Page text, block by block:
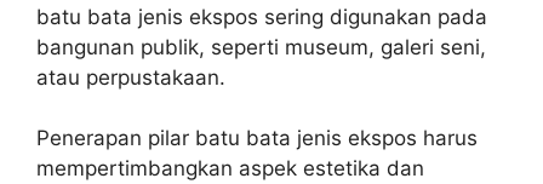
batu bata jenis ekspos sering digunakan pada
bangunan publik, seperti museum, galeri seni,
atau perpustakaan.
Penerapan pilar batu bata jenis ekspos harus
mempertimbangkan aspek estetika dan